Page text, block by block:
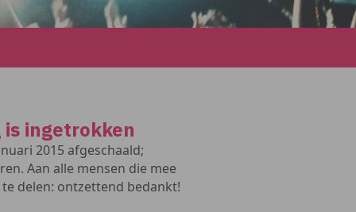
is ingetrokken
2015 afgeschaald;
Aan alle mensen die mee
delen: ontzettend bedankt!